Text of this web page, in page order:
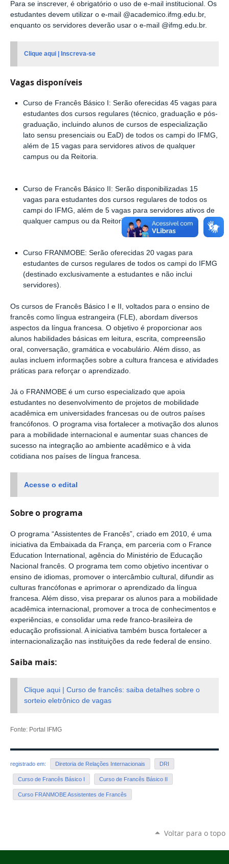
Para se inscrever, é obrigatório o uso de e-mail institucional. Os
estudantes devem utilizar o e-mail @academico.ifmg.edu.br,
enquanto os servidores deverão usar o e-mail @ifmg.edu.br.
Clique aqui | Inscreva-se
Vagas disponíveis
Curso de Francês Básico I: Serão oferecidas 45 vagas para
estudantes dos cursos regulares (técnico, graduação e pós-
graduação, incluindo alunos de cursos de especialização
lato sensu presenciais ou EaD) de todos os campi do IFMG,
além de 15 vagas para servidores ativos de qualquer
campus ou da Reitoria.
Curso de Francês Básico II: Serão disponibilizadas 15
vagas para estudantes dos cursos regulares de todos os
campi do IFMG, além de 5 vagas para servidores ativos de
qualquer campus ou da Reitoria.
Curso FRANMOBE: Serão oferecidas 20 vagas para
estudantes de cursos regulares de todos os campi do IFMG
(destinado exclusivamente a estudantes e não inclui
servidores).
Os cursos de Francês Básico I e II, voltados para o ensino de
francês como língua estrangeira (FLE), abordam diversos
aspectos da língua francesa. O objetivo é proporcionar aos
alunos habilidades básicas em leitura, escrita, compreensão
oral, conversação, gramática e vocabulário. Além disso, as
aulas incluem informações sobre a cultura francesa e atividades
práticas para reforçar o aprendizado.
Já o FRANMOBE é um curso especializado que apoia
estudantes no desenvolvimento de projetos de mobilidade
acadêmica em universidades francesas ou de outros países
francófonos. O programa visa fortalecer a motivação dos alunos
para a mobilidade internacional e aumentar suas chances de
sucesso na integração ao ambiente acadêmico e à vida
cotidiana nos países de língua francesa.
Acesse o edital
Sobre o programa
O programa “Assistentes de Francês”, criado em 2010, é uma
iniciativa da Embaixada da França, em parceria com o France
Education International, agência do Ministério de Educação
Nacional francês. O programa tem como objetivo incentivar o
ensino de idiomas, promover o intercâmbio cultural, difundir as
culturas francófonas e aprimorar o aprendizado da língua
francesa. Além disso, visa preparar os alunos para a mobilidade
acadêmica internacional, promover a troca de conhecimentos e
experiências, e consolidar uma rede franco-brasileira de
educação profissional. A iniciativa também busca fortalecer a
internacionalização nas instituições da rede federal de ensino.
Saiba mais:
Clique aqui | Curso de francês: saiba detalhes sobre o
sorteio eletrônico de vagas
Fonte: Portal IFMG
registrado em: Diretoria de Relações Internacionais DRI
Curso de Francês Básico I Curso de Francês Básico II
Curso FRANMOBE Assistentes de Francês
Voltar para o topo